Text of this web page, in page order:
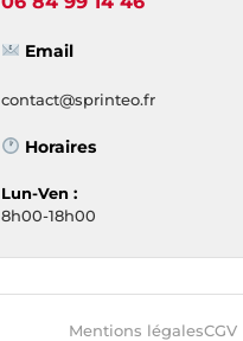
Email
contact@sprinteo.fr
Horaires
Lun-Ven :
8h00-18h00
Mentions légalesCGV